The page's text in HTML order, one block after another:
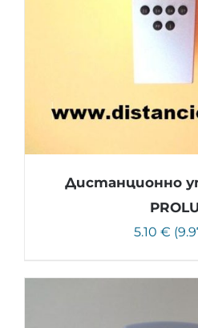
Дистанционно
5.10 €